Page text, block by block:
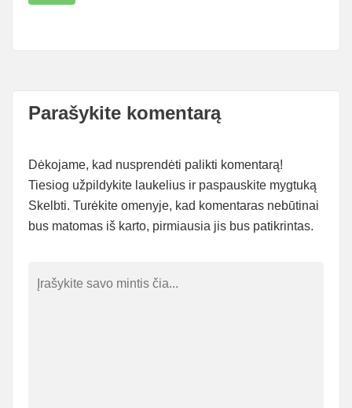
Parašykite komentarą
Dėkojame, kad nusprendėti palikti komentarą!
Tiesiog užpildykite laukelius ir paspauskite mygtuką
Skelbti. Turėkite omenyje, kad komentaras nebūtinai
bus matomas iš karto, pirmiausia jis bus patikrintas.